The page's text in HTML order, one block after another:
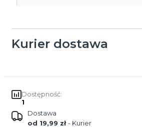
Kurier dostawa
Dostępność:
1
Dostawa
od 19,99 zł- Kurier